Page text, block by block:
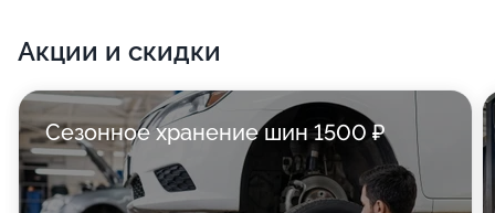
Акции и скидки
Сезонное хранение шин 1500 ₽